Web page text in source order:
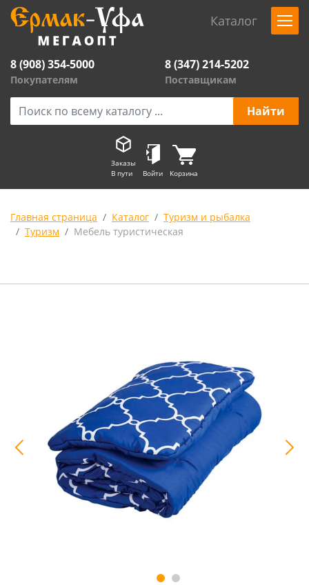
Каталог
8 (908) 354-5000
Покупателям
8 (347) 214-5202
Поставщикам
Заказы
В пути
Войти Корзина
Главная страница Каталог
Туризм и рыбалка
Туризм
Мебель туристическая